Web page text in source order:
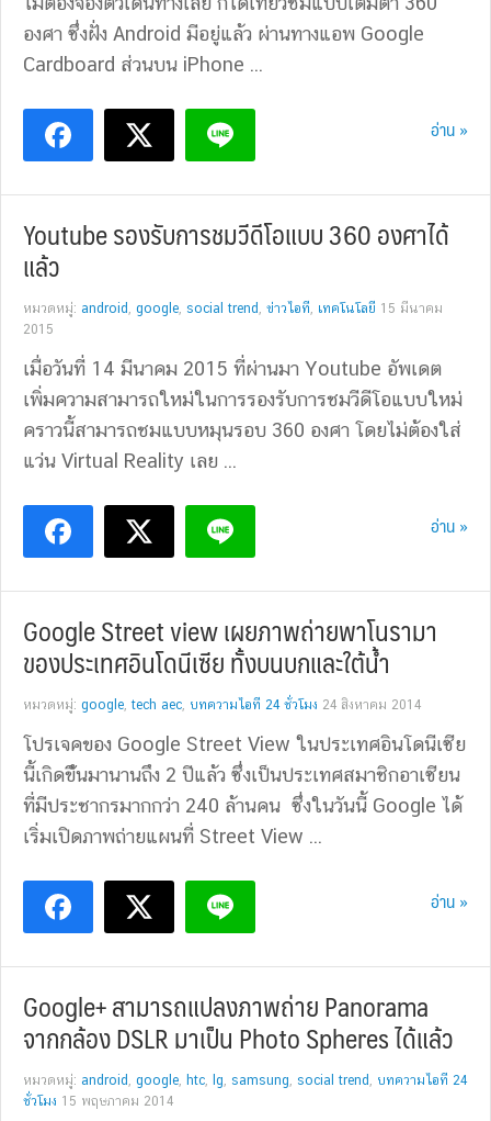
องศา ซึ่งฝั่ง Android มีอยู่แล้ว ผ่านทางแอพ Google
Cardboard ส่วนบน iPhone ...
อ่าน »
Youtube รองรับการชมวีดีโอแบบ 360 องศาได้
แล้ว
หมวดหมู่: android , google, social trend , ข่าวไอที, เทคโนโลยี 15 มีนาคม
2015
เมื่อวันที่ 14 มีนาคม 2015 ที่ผ่านมา Youtube อัพเดต
เพิ่มความสามารถใหม่ในการรองรับการชมวีดีโอแบบใหม่
คราวนี้สามารถชมแบบหมุนรอบ 360 องศา โดยไม่ต้องใส่
แว่น Virtual Reality เลย ...
อ่าน »
Google Street view เผยภาพถ่ายพาโนรามา
ของประเทศอินโดนีเซีย ทั้งบนบกและใต้น้ำ
หมวดหมู่: google,tech aec, บทความไอที 24 ชั่วโมง 24 สิงหาคม 2014
โปรเจคของ Google Street View ในประเทศอินโดนีเซีย
นี้เกิดขึันมานานถึง 2 ปีแล้ว ซึ่งเป็นประเทศสมาชิกอาเซียน
ที่มีประชากรมากกว่า 240 ล้านคน ซึ่งในวันนี้ Google ได้
เริ่มเปิดภาพถ่ายแผนที่ Street View ...
อ่าน »
Google+ สามารถแปลงภาพถ่าย Panorama
จากกล้อง DSLR มาเป็น Photo Spheres ได้แล้ว
หมวดหมู่: android , google, htc, lg, samsung, social trend , บทความไอที 24
ชั่วโมง 15 พฤษภาคม 2014